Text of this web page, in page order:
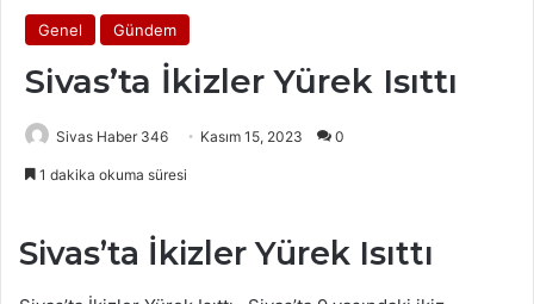
Genel Gündem
Sivas’ta İkizler Yürek Isıttı
Sivas Haber 346 Kasım 15, 2023 0
1 dakika okuma süresi
Sivas’ta İkizler Yürek Isıttı